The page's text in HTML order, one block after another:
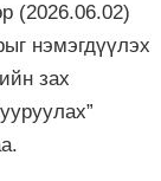
(2026.06.02)
нэмэгдүүлэх
зах